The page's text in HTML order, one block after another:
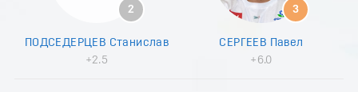
2
ПОДСЕДЕРЦЕВ Станислав
+2.5
3
СЕРГЕЕВ Павел
+6.0